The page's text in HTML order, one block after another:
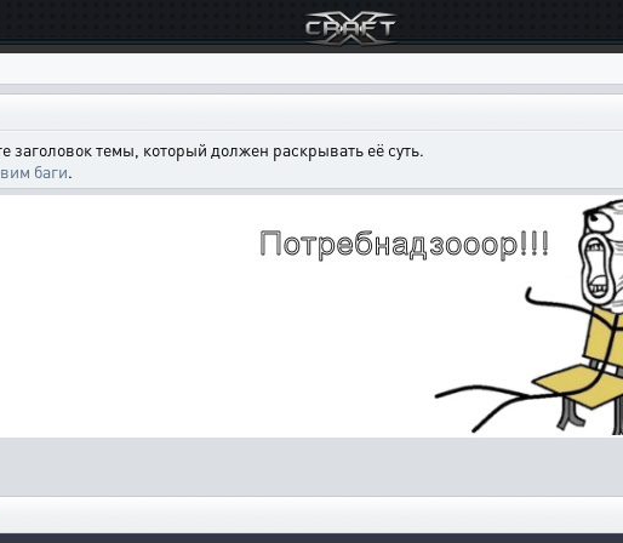
темы, который должен раскрывать её суть.
баги.